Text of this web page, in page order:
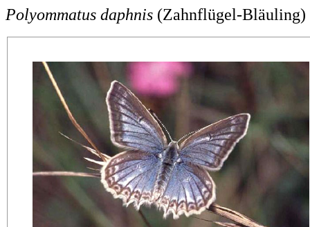
Polyommatus daphnis (Zahnflügel-Bläuling)